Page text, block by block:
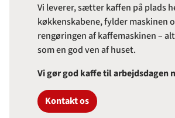
Vi leverer, sætter kaffen på plads
køkkenskabene, fylder maskinen
rengøringen af kaffemaskinen –
som en god ven af huset.
Vi gør god kaffe til arbejdsdagen
Kontakt os